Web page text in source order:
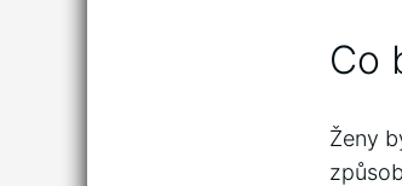
Co
Ženy